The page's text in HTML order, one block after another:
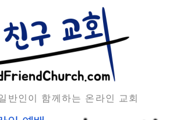
반인이 함께하는 온라인 교회